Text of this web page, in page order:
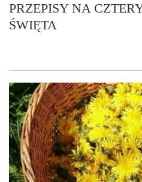
PRZEPISY NA
ŚWIĘTA